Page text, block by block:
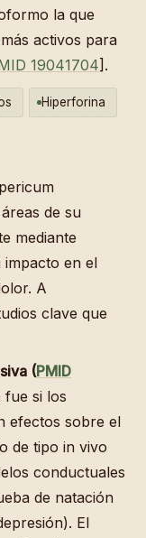
la que
activos para
19041704].
Hiperforina
de su
mediante
impacto en el
A
clave que
(PMID
fue si los
efectos sobre el
de tipo in vivo
conductuales
de natación
El